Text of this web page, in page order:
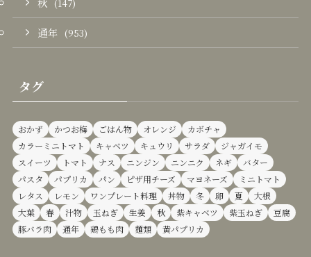
(147)
通年 (953)
タグ
おかず かつお梅 ごはん物 オレンジ
カボチャ
カラーミニトマト
キャベツ キュウリ サラダ
ジャガイモ
スイーツ
トマト ナス ニンジン ニンニク ネギ
バター
パスタ
パプリカ パン ピザ用チーズ マヨネーズ
ミニトマト
レタス
レモン ワンプレート料理 丼物 冬 卵 夏
大根
大葉
春 汁物 玉ねぎ 生姜 秋 紫キャベツ 紫玉ねぎ
豆腐
豚バラ肉
通年 鶏もも肉 麺類 黄パプリカ